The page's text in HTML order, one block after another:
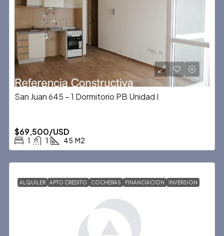
San Juan 645 – 1 Dormitorio PB Unidad I
$69,500/USD
1 1 45 M2
ALQUILER APTO CREDITO COCHERAS FINANCIACION INVERSION